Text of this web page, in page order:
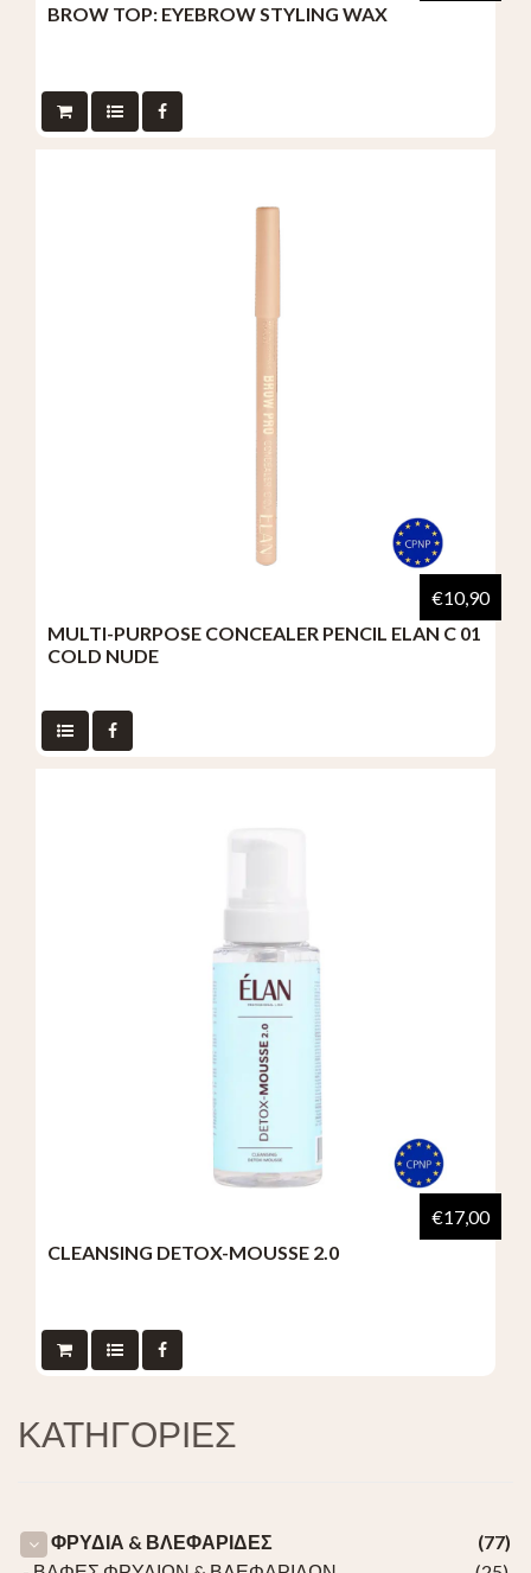
BROW TOP: EYEBROW STYLING WAX
MULTI-PURPOSE CONCEALER PENCIL ELAN C 01
COLD NUDE
€10,90
CLEANSING DETOX-MOUSSE 2.0
€17,00
ΚΑΤΗΓΟΡΙΕΣ
ΦΡΥΔΙΑ & ΒΛΕΦΑΡΙΔΕΣ
(77)